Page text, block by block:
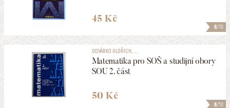
8/10
45 Kč
8/10
ODVÁRKO OLDŘICH, ...
Matematika pro SOŠ a studijní obory
SOU 2. část
50 Kč